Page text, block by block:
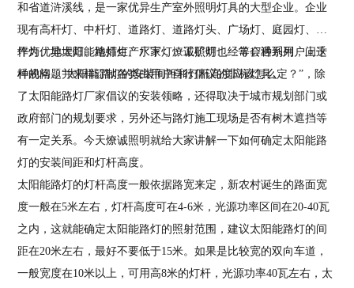
和省道浒溪线，是一家优异生产室外照明灯具的大型企业。企业
现有高杆灯、中杆灯、道路灯、道路灯头、广场灯、庭园灯、草
坪灯、地埋灯、地插灯、水下灯、工矿灯……等17种系列，上千
种规格，并来样订制各类由用户自行倡议的非标灯具。
作为优异太阳能路灯生产厂家，燎诚照明也经常会遇到用户问这
样的问题“太阳能路灯的安装间距和灯杆高度应该怎么定？”，除
了太阳能路灯厂家倡议的安装领略，还得取决于城市规划部门或
政府部门的规划要求，另外还与路灯施工现场是否有树木遮挡等
有一定关系。今天燎诚照明就给大家讲解一下如何确定太阳能路
灯的安装间距和灯杆高度。
太阳能路灯的灯杆高度一般依据路宽来定，新农村诞生的路面宽
度一般在5米左右，灯杆高度可在4-6米，光源功率区间在20-40瓦
之内，这就能确定太阳能路灯的照射范围，建议太阳能路灯的间
距在20米左右，最好不要低于15米。如果是比较宽的双向车道，
一般宽度在10米以上，可用高8米的灯杆，光源功率40瓦左右，太